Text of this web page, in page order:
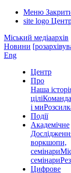
Меню
site logo Центр
Міський медіаархів
Новини
Eng
Центр
Про
Наша
ціліКоманда
і ми
Події
Академічне
воркшопи,
семінари
семінари
Цифрове